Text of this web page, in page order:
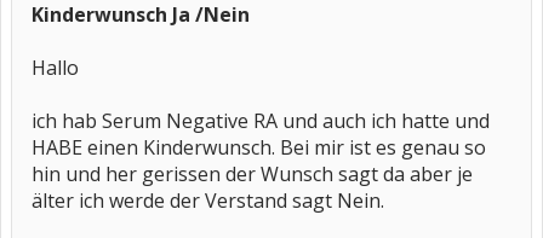
Kinderwunsch Ja /Nein
Hallo
ich hab Serum Negative RA und auch ich hatte und
HABE einen Kinderwunsch. Bei mir ist es genau so
hin und her gerissen der Wunsch sagt da aber je
älter ich werde der Verstand sagt Nein.